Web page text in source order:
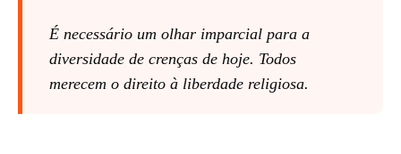
É necessário um olhar imparcial para a
diversidade de crenças de hoje. Todos
merecem o direito à liberdade religiosa.